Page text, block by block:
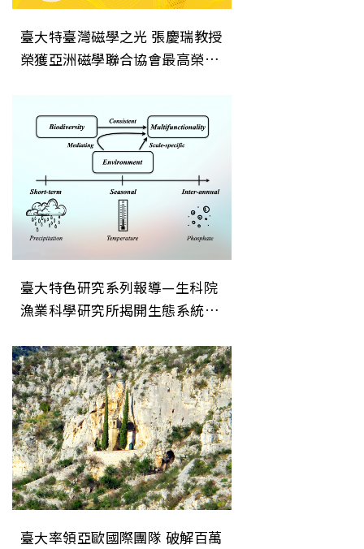
臺大特臺灣磁學之光 張慶瑞教授
榮獲亞洲磁學聯合協會最高榮譽
生態系統穩定性的關鍵機制
臺大特色研究系列報導—生科院
漁業科學研究所揭開生態系統穩
臺大率領亞歐國際團隊 破解百萬